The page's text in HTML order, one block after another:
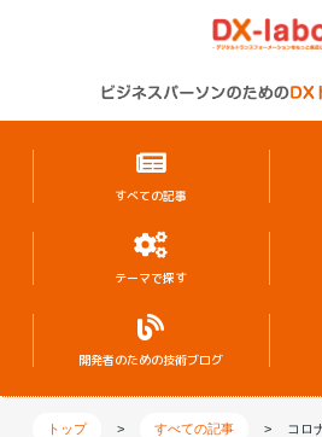
すべての記事
テーマで探す
開発者のための技術ブログ
トップ > すべての記事 > コロ